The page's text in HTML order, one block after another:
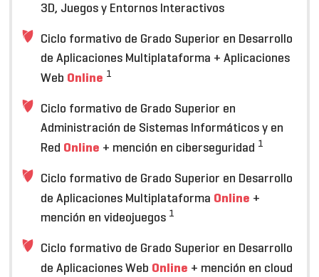
3D, Juegos y Entornos Interactivos
Ciclo formativo de Grado Superior en Desarrollo
de Aplicaciones Multiplataforma + Aplicaciones
Web Online 1
Ciclo formativo de Grado Superior en
Administración de Sistemas Informáticos y en
Red Online + mención en ciberseguridad 1
Ciclo formativo de Grado Superior en Desarrollo
de Aplicaciones Multiplataforma Online +
mención en videojuegos 1
Ciclo formativo de Grado Superior en Desarrollo
de Aplicaciones Web Online + mención en cloud